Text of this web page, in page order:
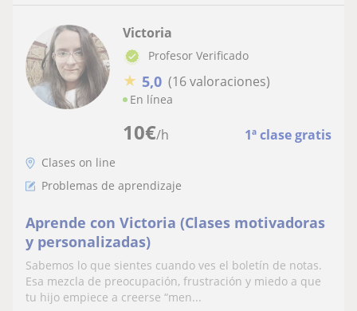
10€/h 1ª clase gratis
Victoria
Profesor Verificado
★ 5,0 (16 valoraciones)
En línea
Clases on line
Problemas de aprendizaje
Aprende con Victoria (Clases motivadoras
y personalizadas)
Sabemos lo que sientes cuando ves el boletín de notas.
Esa mezcla de preocupación, frustración y miedo a que
tu hijo empiece a creerse “men...